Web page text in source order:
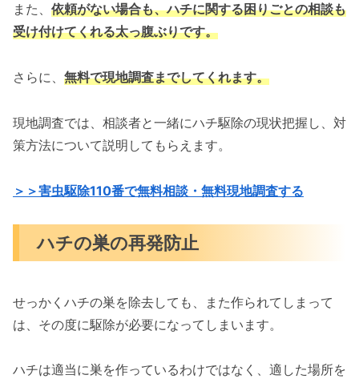
また、 依頼がない場合も、ハチに関する困りごとの相談も
受け付けてくれる太っ腹ぶりです。
さらに、 無料で現地調査までしてくれます。
現地調査では、相談者と一緒にハチ駆除の現状把握し、対
策方法について説明してもらえます。
＞＞害虫駆除110番で無料相談・無料現地調査する
ハチの巣の再発防止
せっかくハチの巣を除去しても、また作られてしまって
は、その度に駆除が必要になってしまいます。
ハチは適当に巣を作っているわけではなく、適した場所を